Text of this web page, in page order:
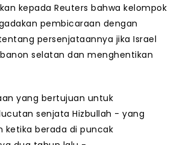
kepada Reuters bahwa kelompok
pembicaraan dengan
persenjataannya jika Israel
selatan dan menghentikan
yang bertujuan untuk
senjata Hizbullah - yang
ketika berada di puncak